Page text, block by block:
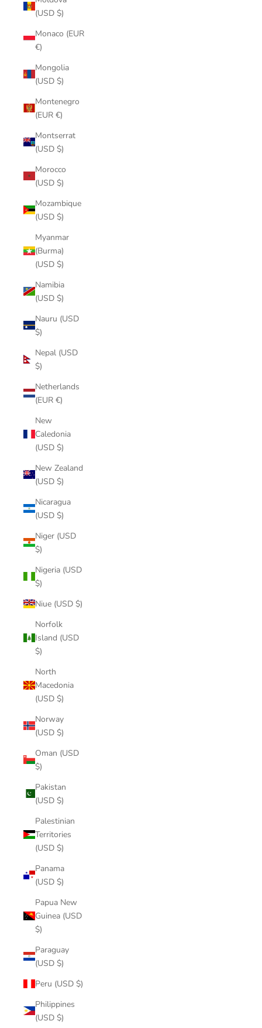
(USD $)
Monaco (EUR
€)
Mongolia
(USD $)
Montenegro
(EUR €)
Montserrat
(USD $)
Morocco
(USD $)
Mozambique
(USD $)
Myanmar
(Burma)
(USD $)
Namibia
(USD $)
Nauru (USD
$)
Nepal (USD
$)
Netherlands
(EUR €)
New
Caledonia
(USD $)
New Zealand
(USD $)
Nicaragua
(USD $)
Niger (USD
$)
Nigeria (USD
$)
Niue (USD $)
Norfolk
Island (USD
$)
North
Macedonia
(USD $)
Norway
(USD $)
Oman (USD
$)
Pakistan
(USD $)
Palestinian
Territories
(USD $)
Panama
(USD $)
Papua New
Guinea (USD
$)
Paraguay
(USD $)
Peru (USD $)
Philippines
(USD $)